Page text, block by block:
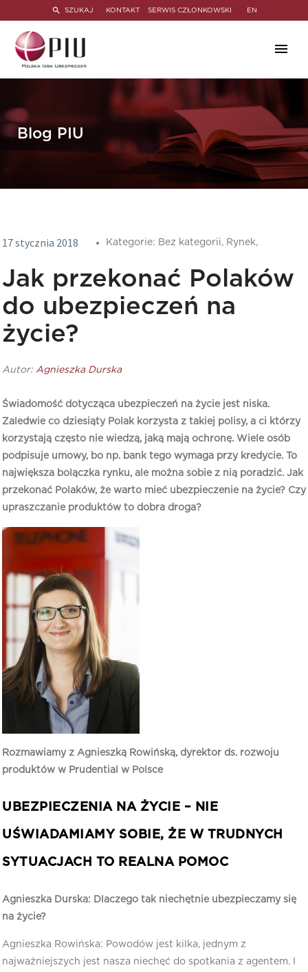
SZUKAJ KONTAKT SERWIS CZŁONKOWSKI EN
Blog PIU
17 stycznia 2018 Kategorie: Bez kategorii, Rynek,
Jak przekonać Polaków
do ubezpieczeń na
życie?
Autor: Agnieszka Durska
Świadomość dotycząca ubezpieczeń na życie jest niska.
Zaledwie co dziesiąty Polak korzysta z takiej polisy, a ci którzy
korzystają często nie wiedzą, jaką mają ochronę. Wiele osób
podpisuje umowy, bo np. bank tego wymaga przy kredycie. To
największa bolączka rynku, ale można sobie z nią poradzić. Jak
przekonać Polaków, że warto mieć ubezpieczenie na życie? Czy
upraszczanie produktów to dobra droga?
Rozmawiamy z Agnieszką Rowińską, dyrektor ds. rozwoju
produktów w Prudential w Polsce
UBEZPIECZENIA NA ŻYCIE – NIE
UŚWIADAMIAMY SOBIE, ŻE W TRUDNYCH
SYTUACJACH TO REALNA POMOC
Agnieszka Durska: Dlaczego tak niechętnie ubezpieczamy się
na życie?
Agnieszka Rowińska: Powodów jest kilka, jednym z
najważniejszych jest nasza niechęć do spotkania z agentem. I